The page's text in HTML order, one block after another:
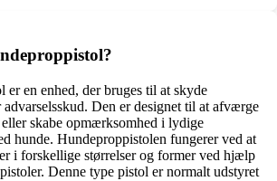
er en enhed, der bruges til at skyde
Den er designet til at afværge
eller skabe opmærksomhed i lydige
hunde. Hundeproppistolen fungerer ved at
i forskellige størrelser og former ved hjælp
Denne type pistol er normalt udstyret